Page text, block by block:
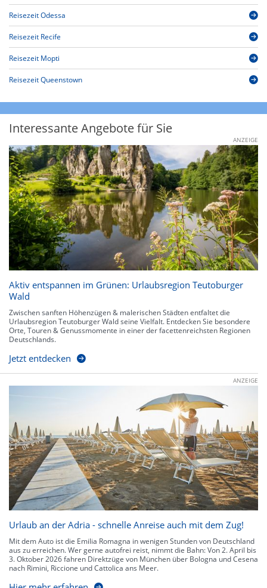
Reisezeit Odessa
Reisezeit Recife
Reisezeit Mopti
Reisezeit Queenstown
Interessante Angebote für Sie
ANZEIGE
Aktiv entspannen im Grünen: Urlaubsregion Teutoburger
Wald
Zwischen sanften Höhenzügen & malerischen Städten entfaltet die
Urlaubsregion Teutoburger Wald seine Vielfalt. Entdecken Sie besondere
Orte, Touren & Genussmomente in einer der facettenreichsten Regionen
Deutschlands.
Jetzt entdecken
ANZEIGE
Urlaub an der Adria - schnelle Anreise auch mit dem Zug!
Mit dem Auto ist die Emilia Romagna in wenigen Stunden von Deutschland
aus zu erreichen. Wer gerne autofrei reist, nimmt die Bahn: Von 2. April bis
3. Oktober 2026 fahren Direktzüge von München über Bologna und Cesena
nach Rimini, Riccione und Cattolica ans Meer.